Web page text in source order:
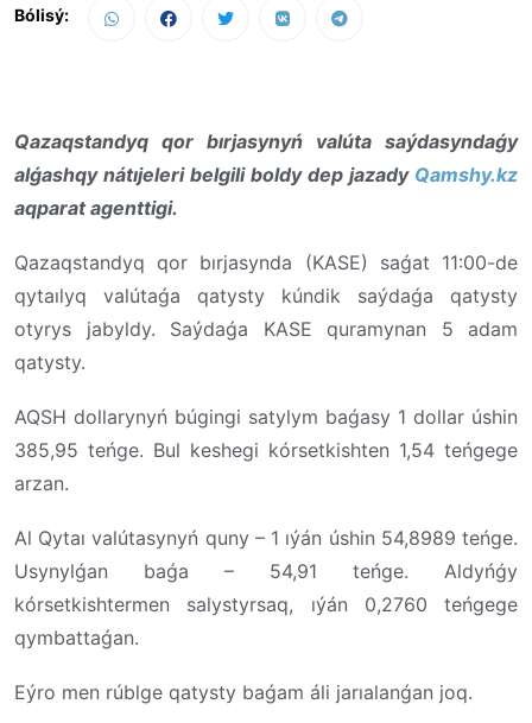
Bólisý:
Qazaqstandyq qor bırjasynyń valúta saýdasyndaǵy
alǵashqy nátıjeleri belgili boldy dep jazady Qamshy.kz
aqparat agenttigi.
Qazaqstandyq qor bırjasynda (KASE) saǵat 11:00-de
qytaılyq valútaǵa qatysty kúndik saýdaǵa qatysty
otyrys jabyldy. Saýdaǵa KASE quramynan 5 adam
qatysty.
AQSH dollarynyń búgingi satylym baǵasy 1 dollar úshin
385,95 teńge. Bul keshegi kórsetkishten 1,54 teńgege
arzan.
Al Qytaı valútasynyń quny – 1 ıýán úshin 54,8989 teńge.
Usynylǵan baǵa – 54,91 teńge. Aldyńǵy
kórsetkishtermen salystyrsaq, ıýán 0,2760 teńgege
qymbattaǵan.
Eýro men rúblge qatysty baǵam áli jarıalanǵan joq.